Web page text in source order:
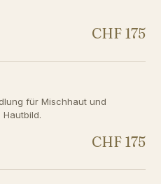
CHF 175
für Mischhaut und
CHF 175